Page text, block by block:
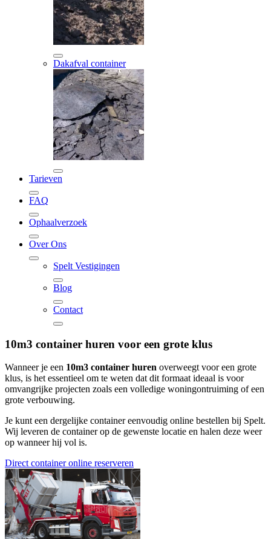
Dakafval container
Tarieven
FAQ
Ophaalverzoek
Over Ons
Spelt Vestigingen
Blog
Contact
10m3 container huren voor een grote klus
Wanneer je een 10m3 container huren overweegt voor een grote
klus, is het essentieel om te weten dat dit formaat ideaal is voor
omvangrijke projecten zoals een volledige woningontruiming of een
grote verbouwing.
Je kunt een dergelijke container eenvoudig online bestellen bij Spelt.
Wij leveren de container op de gewenste locatie en halen deze weer
op wanneer hij vol is.
Direct container online reserveren